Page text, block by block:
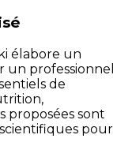
élabore un
professionnel
de
proposées sont
pour